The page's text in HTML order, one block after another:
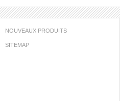
NOUVEAUX PRODUITS
SITEMAP